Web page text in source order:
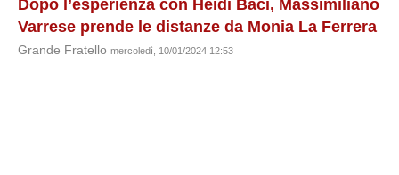
Dopo l’esperienza con Heidi Baci, Massimiliano
Varrese prende le distanze da Monia La Ferrera
Grande Fratello mercoledì, 10/01/2024 12:53